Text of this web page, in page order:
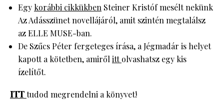
Egy korábbi cikkükben Steiner Kristóf mesélt nekünk
Az Adásszünet novellájáról, amit szintén megtalálsz
az ELLE MUSE-ban.
De Szűcs Péter fergeteges írása, a Jégmadár is helyet
kapott a kötetben, amiről ittolvashatsz egy kis
ízelítőt.
ITTtudod megrendelni a könyvet!